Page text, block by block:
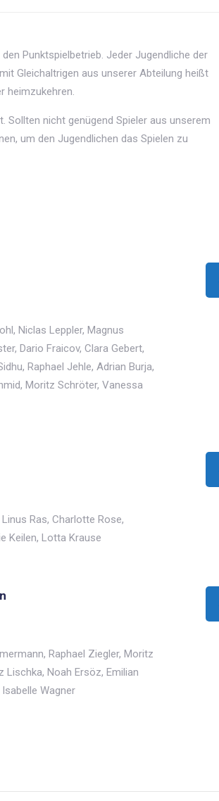
Punktspielbetrieb. Jeder Jugendliche der
Gleichaltrigen aus unserer Abteilung heißt
heimzukehren.
Sollten nicht genügend Spieler aus unserem
um den Jugendlichen das Spielen zu
Niclas Leppler, Magnus
Dario Fraicov, Clara Gebert,
Raphael Jehle, Adrian Burja,
Moritz Schröter, Vanessa
Ras, Charlotte Rose,
Keilen, Lotta Krause
Raphael Ziegler, Moritz
Lischka, Noah Ersöz, Emilian
Wagner